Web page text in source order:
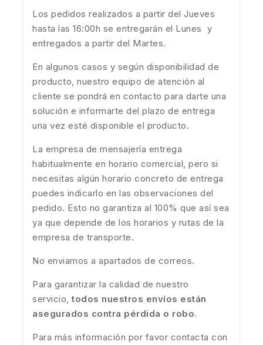
Los pedidos realizados a partir del Jueves
hasta las 16:00h se entregarán el Lunes y
entregados a partir del Martes.
En algunos casos y según disponibilidad de
producto, nuestro equipo de atención al
cliente se pondrá en contacto para darte una
solución e informarte del plazo de entrega
una vez esté disponible el producto.
La empresa de mensajería entrega
habitualmente en horario comercial, pero si
necesitas algún horario concreto de entrega
puedes indicarlo en las observaciones del
pedido. Esto no garantiza al 100% que así sea
ya que depende de los horarios y rutas de la
empresa de transporte.
No enviamos a apartados de correos.
Para garantizar la calidad de nuestro
servicio,todos nuestros envíos están
asegurados contra pérdida o robo.
Para más información por favor contacta con